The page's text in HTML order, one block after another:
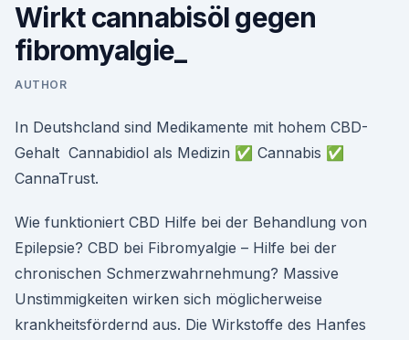
Wirkt cannabisöl gegen
fibromyalgie_
AUTHOR
In Deutshcland sind Medikamente mit hohem CBD-
Gehalt Cannabidiol als Medizin ✅ Cannabis ✅
CannaTrust.
Wie funktioniert CBD Hilfe bei der Behandlung von
Epilepsie? CBD bei Fibromyalgie – Hilfe bei der
chronischen Schmerzwahrnehmung? Massive
Unstimmigkeiten wirken sich möglicherweise
krankheitsfördernd aus. Die Wirkstoffe des Hanfes